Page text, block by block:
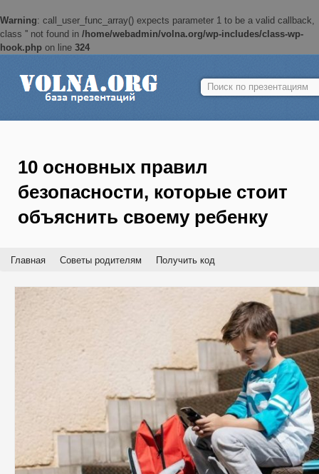
Warning: call_user_func_array() expects parameter 1 to be a valid callback,
class '' not found in /home/webadmin/volna.org/wp-includes/class-wp-
hook.php on line 324
Найти:
10 основных правил
безопасности, которые стоит
объяснить своему ребенку
Главная Советы родителям Получить код